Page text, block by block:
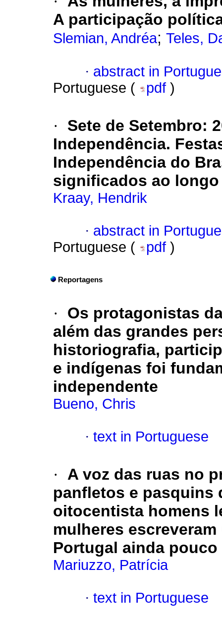
A participação
Slemian, Andréa; Teles,
· abstract in
Portuguese (
pdf )
· Sete de Setembro:
Independência.
Independência do
significados ao
Kraay, Hendrik
· abstract in
Portuguese (
pdf )
Reportagens
·
Os protagonistas
além das grandes
historiografia,
e indígenas foi
independente
Bueno, Chris
· text in Portuguese
·
A voz das ruas no
panfletos e pasquins
oitocentista homens
mulheres
Portugal ainda
Mariuzzo, Patrícia
· text in Portuguese